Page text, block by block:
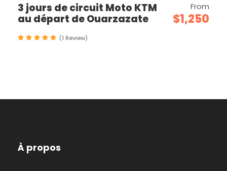
3 jours de circuit Moto KTM
au départ de Ouarzazate
From
$1,250
(1 Review)
À propos